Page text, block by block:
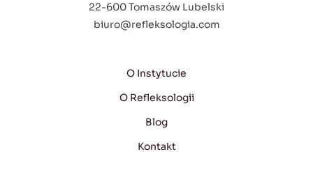
22-600 Tomaszów Lubelski
biuro@refleksologia.com
O Instytucie
O Refleksologii
Blog
Kontakt